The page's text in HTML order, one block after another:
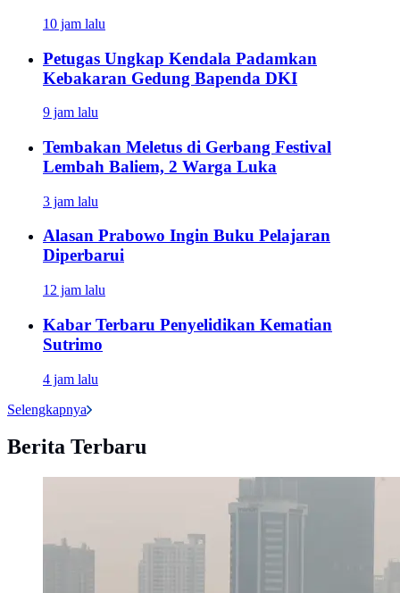
10 jam lalu
Petugas Ungkap Kendala Padamkan
Kebakaran Gedung Bapenda DKI
9 jam lalu
Tembakan Meletus di Gerbang Festival
Lembah Baliem, 2 Warga Luka
3 jam lalu
Alasan Prabowo Ingin Buku Pelajaran
Diperbarui
12 jam lalu
Kabar Terbaru Penyelidikan Kematian
Sutrimo
4 jam lalu
Selengkapnya
Berita Terbaru